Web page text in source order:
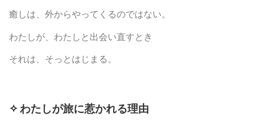
癒しは、外からやってくるのではない。
わたしが、わたしと出会い直すとき
それは、そっとはじまる。
✧わたしが旅に惹かれる理由